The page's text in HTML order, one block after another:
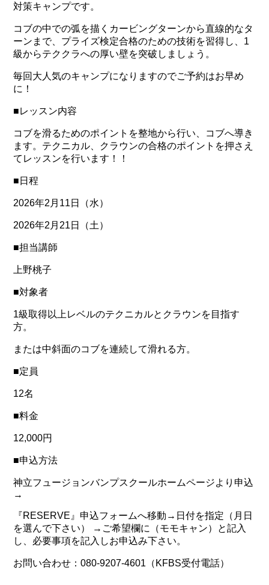
対策キャンプです。
コブの中での弧を描くカービングターンから直線的なタ
ーンまで、プライズ検定合格のための技術を習得し、1
級からテククラへの厚い壁を突破しましょう。
毎回大人気のキャンプになりますのでご予約はお早め
に！
■レッスン内容
コブを滑るためのポイントを整地から行い、コブへ導き
ます。テクニカル、クラウンの合格のポイントを押さえ
てレッスンを行います！！
■日程
2026年2月11日（水）
2026年2月21日（土）
■担当講師
上野桃子
■対象者
1級取得以上レベルのテクニカルとクラウンを目指す
方。
または中斜面のコブを連続して滑れる方。
■定員
12名
■料金
12,000円
■申込方法
神立フュージョンバンプスクールホームページより申込
→
『RESERVE』申込フォームへ移動→日付を指定（月日
を選んで下さい） →ご希望欄に（モモキャン）と記入
し、必要事項を記入しお申込み下さい。
お問い合わせ：080-9207-4601（KFBS受付電話）